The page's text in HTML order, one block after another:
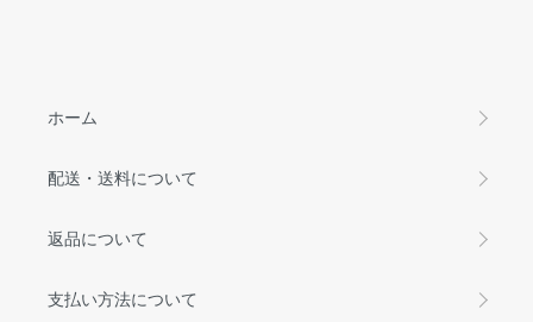
ホーム
配送・送料について
返品について
支払い方法について